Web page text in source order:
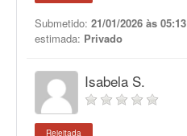
Submetido: 21/01/2026 às 05:13
estimada: Privado
Isabela S.
Rejeitada